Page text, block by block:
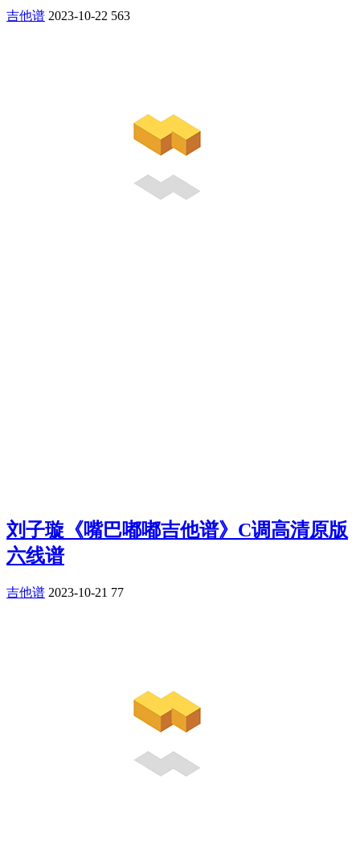
吉他谱 2023-10-22 563
刘子璇《嘴巴嘟嘟吉他谱》C调高清原版
六线谱
吉他谱 2023-10-21 77